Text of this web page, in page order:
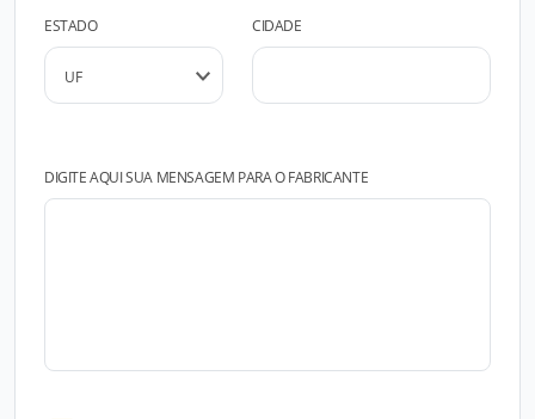
ESTADO CIDADE
DIGITE AQUI SUA MENSAGEM PARA O FABRICANTE